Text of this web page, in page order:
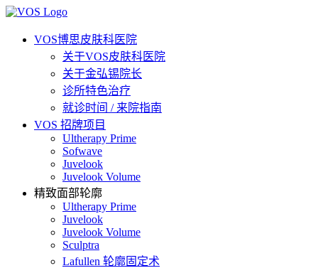
VOS博思皮肤科医院
关于VOS皮肤科医院
关于金弘锡院长
诊所特色治疗
就诊时间 / 来院指南
VOS 招牌项目
Ultherapy Prime
Sofwave
Juvelook
Juvelook Volume
精致面部轮廓
Ultherapy Prime
Juvelook
Juvelook Volume
Sculptra
Lafullen 轮廓固定术